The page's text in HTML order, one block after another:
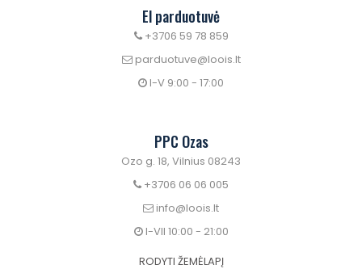
El parduotuvė
+3706 59 78 859
parduotuve@loois.lt
I-V 9:00 - 17:00
PPC Ozas
Ozo g. 18, Vilnius 08243
+3706 06 06 005
info@loois.lt
I-VII 10:00 - 21:00
RODYTI ŽEMĖLAPĮ